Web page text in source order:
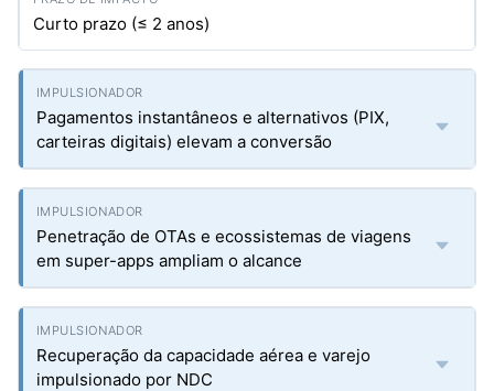
Curto prazo (≤ 2 anos)
Pagamentos instantâneos e alternativos (PIX,
carteiras digitais) elevam a conversão
Penetração de OTAs e ecossistemas de viagens
em super-apps ampliam o alcance
Recuperação da capacidade aérea e varejo
impulsionado por NDC